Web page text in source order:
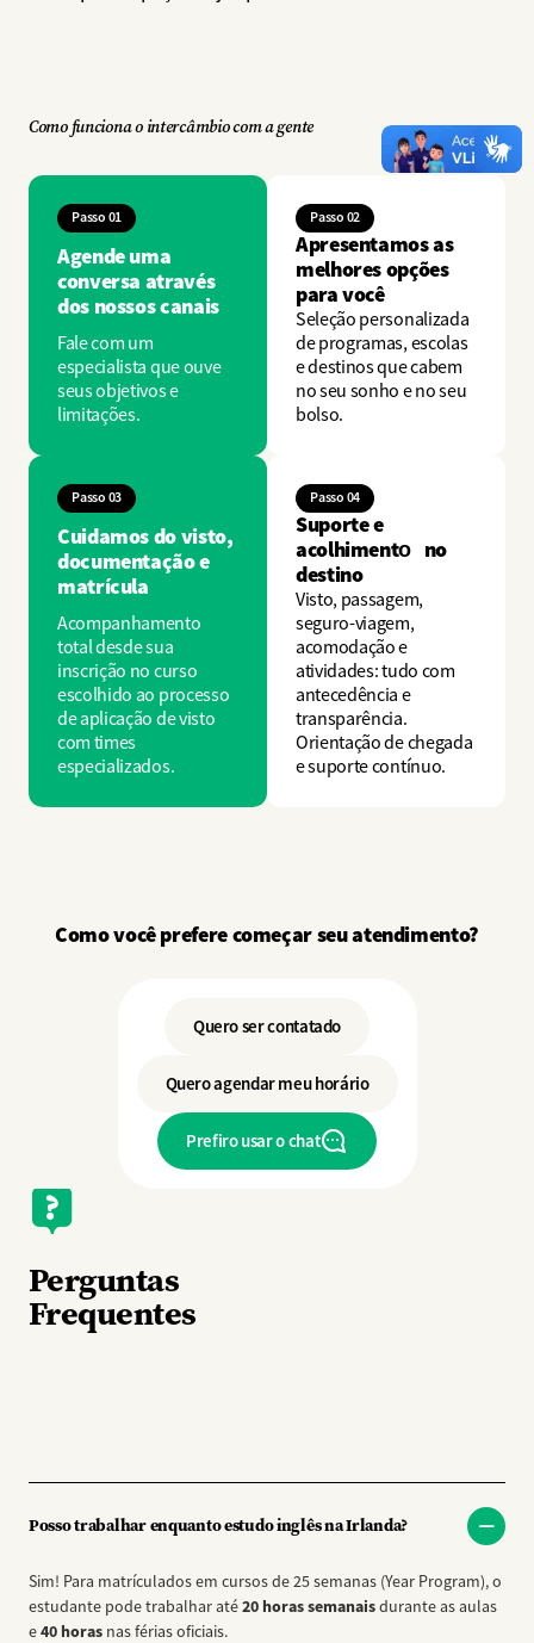
Como funciona o intercâmbio com a gente
Passo 01
Agende uma
conversa através
dos nossos canais
Fale com um
especialista que ouve
seus objetivos e
limitações.
Passo 02
Apresentamos as
melhores opções
para você
Seleção personalizada
de programas, escolas
e destinos que cabem
no seu sonho e no seu
bolso.
Passo 03
Cuidamos do visto,
documentação e
matrícula
Acompanhamento
total desde sua
inscrição no curso
escolhido ao processo
de aplicação de visto
com times
especializados.
Passo 04
Suporte e
acolhimento no
destino
Visto, passagem,
seguro-viagem,
acomodação e
atividades: tudo com
antecedência e
transparência.
Orientação de chegada
e suporte contínuo.
Como você prefere começar seu atendimento?
Quero ser contatado
Quero agendar meu horário
Prefiro usar o chat
Perguntas
Frequentes
Posso trabalhar enquanto estudo inglês na Irlanda?
Sim! Para matrículados em cursos de 25 semanas (Year Program), o
estudante pode trabalhar até20 horas semanaisdurante as aulas
e40 horas nas férias oficiais.